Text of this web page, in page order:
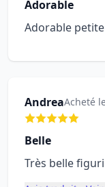
Adorable
Adorable
AndreaAcheté
Belle
Très belle